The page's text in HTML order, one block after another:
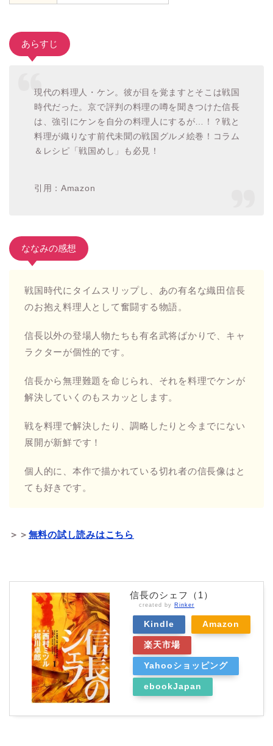
あらすじ
現代の料理人・ケン。彼が目を覚ますとそこは戦国
時代だった。京で評判の料理の噂を聞きつけた信長
は、強引にケンを自分の料理人にするが…！？戦と
料理が織りなす前代未聞の戦国グルメ絵巻！コラム
＆レシピ「戦国めし」も必見！
引用：Amazon
ななみの感想
戦国時代にタイムスリップし、あの有名な織田信長
のお抱え料理人として奮闘する物語。
信長以外の登場人物たちも有名武将ばかりで、キャ
ラクターが個性的です。
信長から無理難題を命じられ、それを料理でケンが
解決していくのもスカッとします。
戦を料理で解決したり、調略したりと今までにない
展開が新鮮です！
個人的に、本作で描かれている切れ者の信長像はと
ても好きです。
＞＞ 無料の試し読みはこちら
信長のシェフ（1）
created by Rinker
Kindle Amazon
楽天市場
Yahooショッピング
ebookJapan